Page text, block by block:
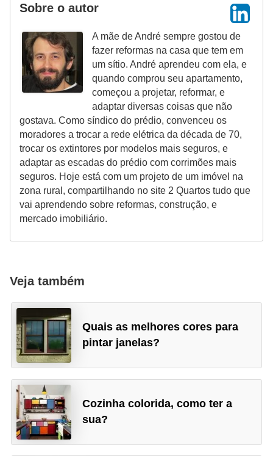
Sobre o autor
A mãe de André sempre gostou de
fazer reformas na casa que tem em
um sítio. André aprendeu com ela, e
quando comprou seu apartamento,
começou a projetar, reformar, e
adaptar diversas coisas que não
gostava. Como síndico do prédio, convenceu os
moradores a trocar a rede elétrica da década de 70,
trocar os extintores por modelos mais seguros, e
adaptar as escadas do prédio com corrimões mais
seguros. Hoje está com um projeto de um imóvel na
zona rural, compartilhando no site 2 Quartos tudo que
vai aprendendo sobre reformas, construção, e
mercado imobiliário.
Veja também
Quais as melhores cores para
pintar janelas?
Cozinha colorida, como ter a
sua?